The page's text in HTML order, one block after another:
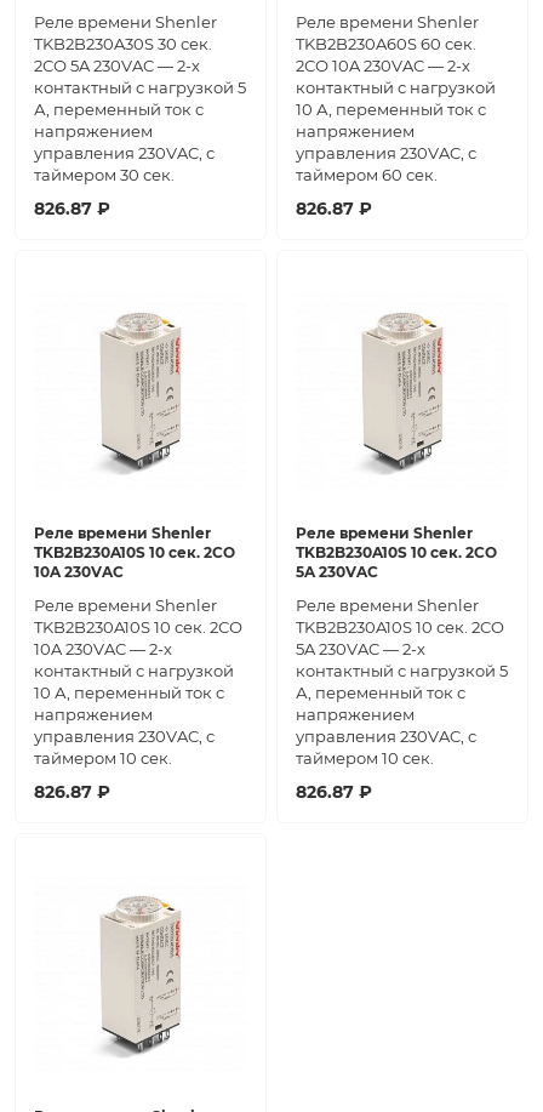
Реле времени Shenler
TKB2B230A30S 30 сек.
2СО 5A 230VAC — 2-х
контактный с нагрузкой 5
А, переменный ток с
напряжением
управления 230VAC, с
таймером 30 сек.
826.87 ₽
Реле времени Shenler
TKB2B230A60S 60 сек.
2СО 10A 230VAC — 2-х
контактный с нагрузкой
10 А, переменный ток с
напряжением
управления 230VAC, с
таймером 60 сек.
826.87 ₽
Реле времени Shenler
TKB2B230A10S 10 сек. 2СО
10A 230VAC
Реле времени Shenler
TKB2B230A10S 10 сек. 2СО
10A 230VAC — 2-х
контактный с нагрузкой
10 А, переменный ток с
напряжением
управления 230VAC, с
таймером 10 сек.
826.87 ₽
Реле времени Shenler
TKB2B230A10S 10 сек. 2CO
5A 230VAC
Реле времени Shenler
TKB2B230A10S 10 сек. 2CO
5A 230VAC — 2-х
контактный с нагрузкой 5
А, переменный ток с
напряжением
управления 230VAC, с
таймером 10 сек.
826.87 ₽